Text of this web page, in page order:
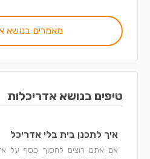
מאמרים בנושא
טיפים בנושא אדריכלות
איך לתכנן בית בלי אדריכל
אם אתם רוצים לחסוך כסף על